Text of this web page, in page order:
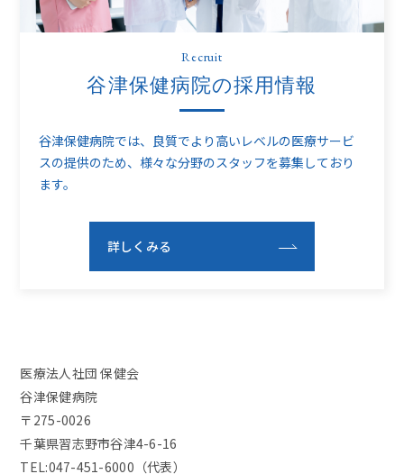
Recruit
谷津保健病院の採用情報
谷津保健病院では、良質でより高いレベルの医療サービ
スの提供のため、 様々な分野のスタッフを募集しており
ます。
詳しくみる
医療法人社団 保健会
谷津保健病院
〒275-0026
千葉県習志野市谷津4-6-16
TEL:047-451-6000（代表）